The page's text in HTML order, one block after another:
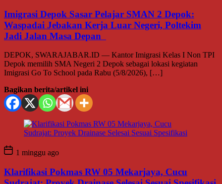
Imigrasi Depok Sasar Pelajar SMAN 2 Depok:
Waspadai Jebakan Kerja Luar Negeri, Poltekim
Jadi Jalan Masa Depan
DEPOK, SWARAJABAR.ID — Kantor Imigrasi Kelas I Non TPI
Depok memilih SMA Negeri 2 Depok sebagai lokasi kegiatan
Imigrasi Go To School pada Rabu (5/8/2026), […]
Bagikan berita/artikel ini
1 minggu ago
Klarifikasi Pokmas RW 05 Mekarjaya, Cucu